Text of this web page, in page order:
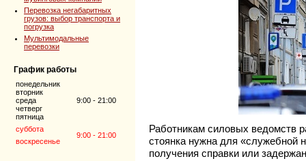
Перевозка негабаритных
грузов: выбор транспорта и
погрузка
Мультимодальные
перевозки
График работы
понедельник
вторник
среда
четверг
пятница
9:00 - 21:00
суббота
9:00 - 21:00
воскресенье
Работникам силовых ведомств
стоянка нужна для «служебной
получения справки или